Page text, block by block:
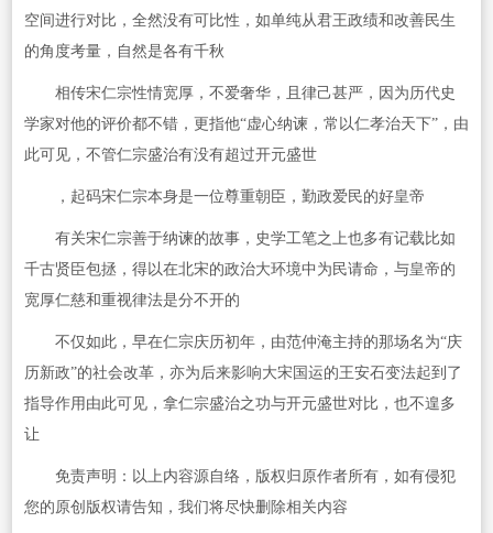
空间进行对比，全然没有可比性，如单纯从君王政绩和改善民生
的角度考量，自然是各有千秋
相传宋仁宗性情宽厚，不爱奢华，且律己甚严，因为历代史
学家对他的评价都不错，更指他“虚心纳谏，常以仁孝治天下”，由
此可见，不管仁宗盛治有没有超过开元盛世
，起码宋仁宗本身是一位尊重朝臣，勤政爱民的好皇帝
有关宋仁宗善于纳谏的故事，史学工笔之上也多有记载比如
千古贤臣包拯，得以在北宋的政治大环境中为民请命，与皇帝的
宽厚仁慈和重视律法是分不开的
不仅如此，早在仁宗庆历初年，由范仲淹主持的那场名为“庆
历新政”的社会改革，亦为后来影响大宋国运的王安石变法起到了
指导作用由此可见，拿仁宗盛治之功与开元盛世对比，也不遑多
让
免责声明：以上内容源自络，版权归原作者所有，如有侵犯
您的原创版权请告知，我们将尽快删除相关内容